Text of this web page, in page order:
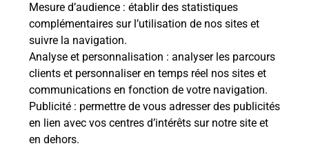
Mesure d’audience : établir des statistiques
complémentaires sur l’utilisation de nos sites et
suivre la navigation.
Analyse et personnalisation : analyser les parcours
clients et personnaliser en temps réel nos sites et
communications en fonction de votre navigation.
Publicité : permettre de vous adresser des publicités
en lien avec vos centres d’intérêts sur notre site et
en dehors.
Boîte aux lettres La Poste
Collecte du courrier aujourd'hui à 08h00
14290
La Vespiere Friardel
Itinéraire
Le lien s'ouvre dans un nouvel onglet